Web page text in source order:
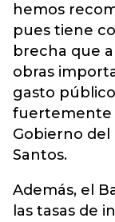
hemos
pues tiene
brecha que
obras
gasto
fuertemente
Gobierno del
Santos.
Además, el
las tasas de